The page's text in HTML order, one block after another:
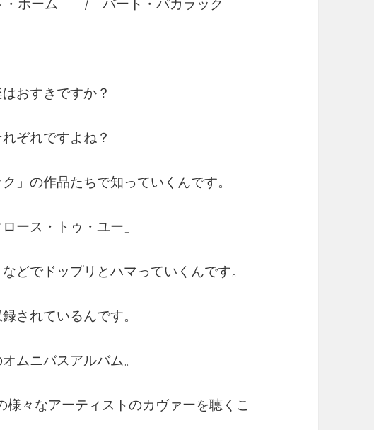
おすきですか？
ぞれですよね？
」の作品たちで知っていくんです。
ース・トゥ・ユー」
どでドップリとハマっていくんです。
されているんです。
ムニバスアルバム。
々なアーティストのカヴァーを聴くこ